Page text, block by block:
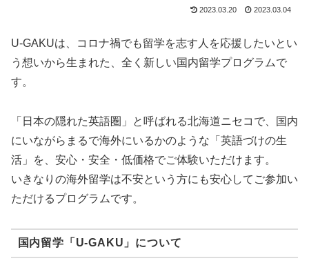
2023.03.20 2023.03.04
U-GAKUは、コロナ禍でも留学を志す人を応援したいとい
う想いから生まれた、全く新しい国内留学プログラムで
す。
「日本の隠れた英語圏」と呼ばれる北海道ニセコで、国内
にいながらまるで海外にいるかのような「英語づけの生
活」を、安心・安全・低価格でご体験いただけます。
いきなりの海外留学は不安という方にも安心してご参加い
ただけるプログラムです。
国内留学「U-GAKU」について